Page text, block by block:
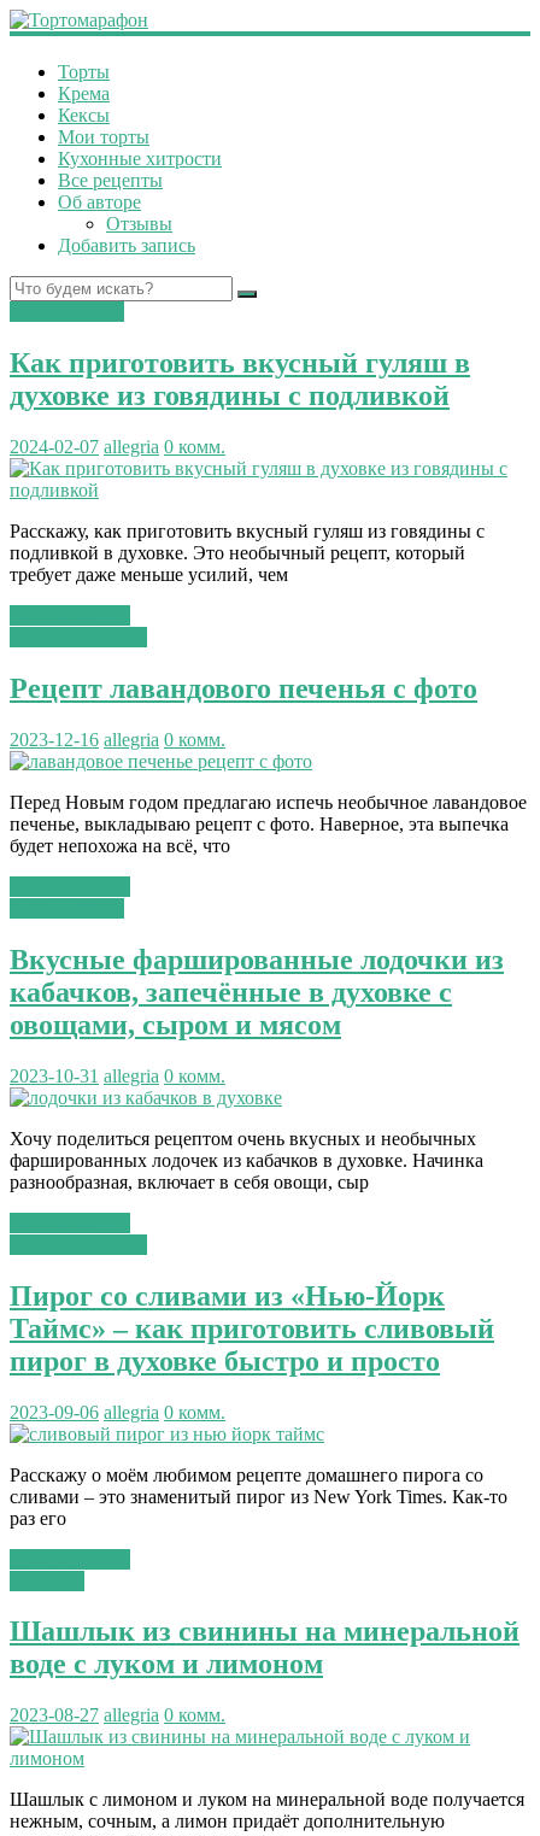
Торты
Крема
Кексы
Мои торты
Кухонные хитрости
Все рецепты
Об авторе
Отзывы
Добавить запись
Как приготовить вкусный гуляш в
духовке из говядины с подливкой
2024-02-07 allegria 0 комм.
Расскажу, как приготовить вкусный гуляш из говядины с
подливкой в духовке. Это необычный рецепт, который
требует даже меньше усилий, чем
Рецепт лавандового печенья с фото
2023-12-16 allegria 0 комм.
Перед Новым годом предлагаю испечь необычное лавандовое
печенье, выкладываю рецепт с фото. Наверное, эта выпечка
будет непохожа на всё, что
Вкусные фаршированные лодочки из
кабачков, запечённые в духовке с
овощами, сыром и мясом
2023-10-31 allegria 0 комм.
Хочу поделиться рецептом очень вкусных и необычных
фаршированных лодочек из кабачков в духовке. Начинка
разнообразная, включает в себя овощи, сыр
Пирог со сливами из «Нью-Йорк
Таймс» – как приготовить сливовый
пирог в духовке быстро и просто
2023-09-06 allegria 0 комм.
Расскажу о моём любимом рецепте домашнего пирога со
сливами – это знаменитый пирог из New York Times. Как-то
раз его
Шашлык из свинины на минеральной
воде с луком и лимоном
2023-08-27 allegria 0 комм.
Шашлык с лимоном и луком на минеральной воде получается
нежным, сочным, а лимон придаёт дополнительную